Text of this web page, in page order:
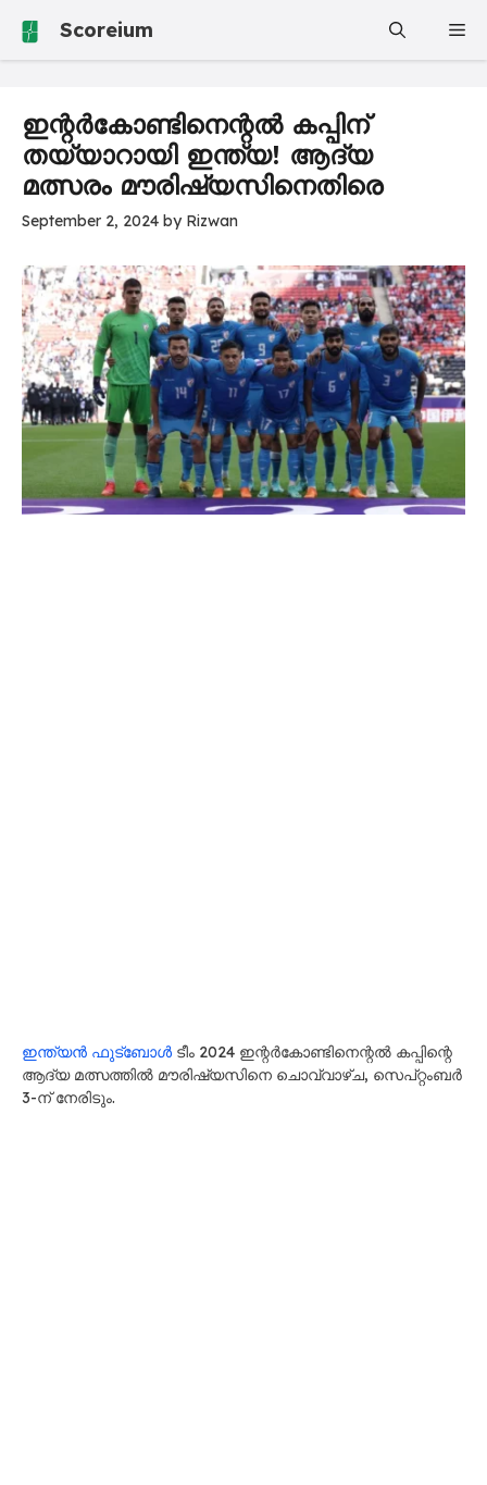
Scoreium
ഇന്റർകോണ്ടിനെന്റൽ കപ്പിന്
തയ്യാറായി ഇന്ത്യ! ആദ്യ
മത്സരം മൗരിഷ്യസിനെതിരെ
September 2, 2024 by Rizwan
ഇന്ത്യൻ ഫുട്ബോൾ ടീം 2024 ഇന്റർകോണ്ടിനെന്റൽ കപ്പിന്റെ
ആദ്യ മത്സത്തിൽ മൗരിഷ്യസിനെ ചൊവ്വാഴ്ച, സെപ്റ്റംബർ
3-ന് നേരിടും.